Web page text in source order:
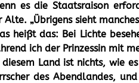
es die Staatsraison
Alte. „Übrigens sieht
heißt das: Bei Lichte
ich der Prinzessin mit
diesem Land ist nichts, wie
des Abendlandes,